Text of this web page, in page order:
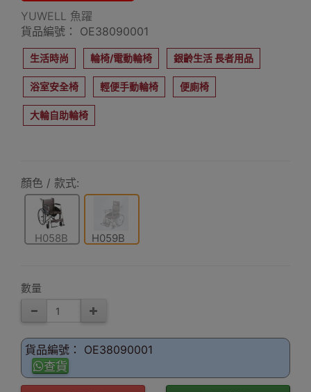
YUWELL 魚躍
貨品編號： OE38090001
生活時尚 輪椅/電動輪椅 銀齡生活 長者用品
浴室安全椅 輕便手動輪椅 便廁椅
大輪自助輪椅
顏色 / 款式:
H058B H059B
數量
貨品編號： OE38090001
查貨